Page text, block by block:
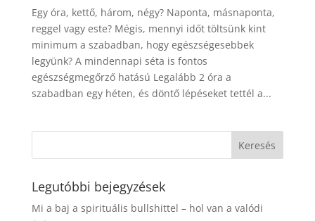
Egy óra, kettő, három, négy? Naponta, másnaponta,
reggel vagy este? Mégis, mennyi időt töltsünk kint
minimum a szabadban, hogy egészségesebbek
legyünk? A mindennapi séta is fontos
egészségmegőrző hatású Legalább 2 óra a
szabadban egy héten, és döntő lépéseket tettél a...
Legutóbbi bejegyzések
Mi a baj a spirituális bullshittel – hol van a valódi